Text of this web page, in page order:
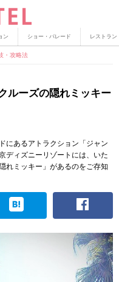
ン ショー・パレード レストラン
・攻略法
ルーズの隠れミッキー
にあるアトラクション「ジャン
ディズニーリゾートには、いた
れミッキー」があるのをご存知